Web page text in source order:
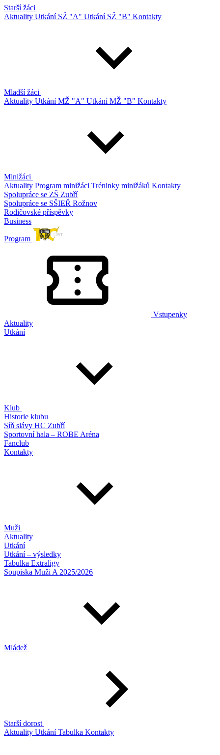
Starší žáci
Aktuality Utkání SŽ "A" Utkání SŽ "B" Kontakty
Mladší žáci
Aktuality Utkání MŽ "A" Utkání MŽ "B" Kontakty
Minižáci
Aktuality Program minižáci Tréninky minižáků Kontakty
Spolupráce se ZŠ Zubří
Spolupráce se SŠIEŘ Rožnov
Rodičovské příspěvky
Business
Program
Vstupenky
Aktuality
Utkání
Klub
Historie klubu
Síň slávy HC Zubří
Sportovní hala – ROBE Aréna
Fanclub
Kontakty
Muži
Aktuality
Utkání
Utkání – výsledky
Tabulka Extraligy
Soupiska Muži A 2025/2026
Mládež
Starší dorost
Aktuality UtkáníTabulka Kontakty